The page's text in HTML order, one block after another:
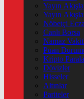
Yayın
Yayın
Nöbetçi
Canlı Borsa
Namaz
Puan
Kripto
Dövizler
Hisseler
Altınlar
Pariteler